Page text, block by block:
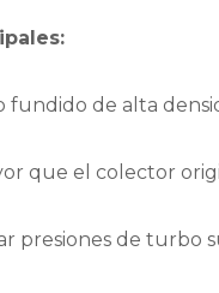
fundido de alta
que el colector
presiones de turbo